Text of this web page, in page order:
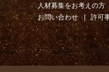
人材募集をお考えの方
お問い合わせ
許可